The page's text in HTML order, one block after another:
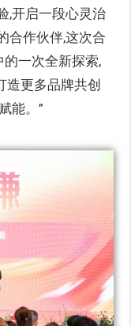
,开启一段心灵治
合作伙伴,这次合
的一次全新探索,
造更多品牌共创
能。”